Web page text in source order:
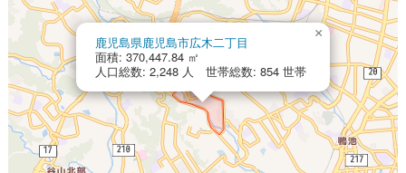
鹿児島県鹿児島市広木二丁目
面積: 370,447.84 ㎡
人口総数: 2,248 人 世帯総数: 854 世帯
×